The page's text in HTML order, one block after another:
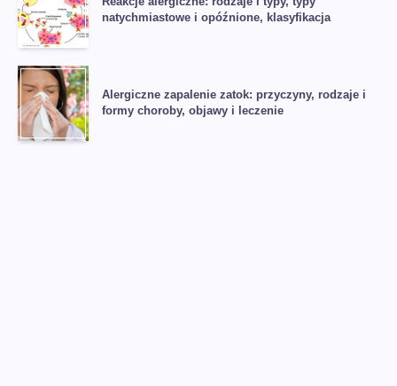
natychmiastowe i opóźnione, klasyfikacja
Alergiczne zapalenie zatok: przyczyny, rodzaje i
formy choroby, objawy i leczenie